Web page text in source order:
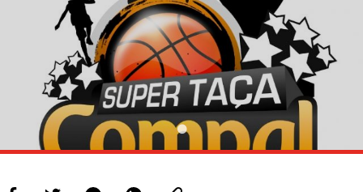
PROJETOS
LIGA BETCLIC MASCULINA
LIGA BETCLIC FEMININA